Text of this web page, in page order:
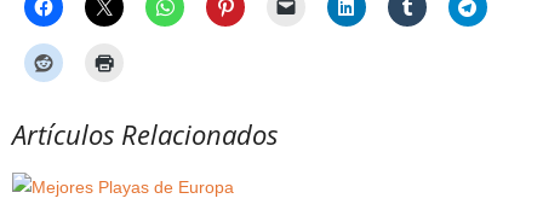
Artículos Relacionados